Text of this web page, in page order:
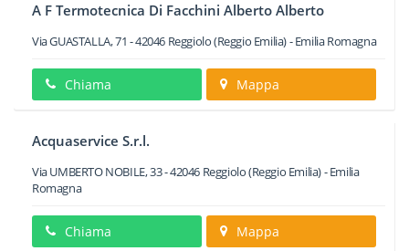
A F Termotecnica Di Facchini Alberto Alberto
Via GUASTALLA, 71 -42046 Reggiolo(Reggio Emilia) -Emilia Romagna
Chiama Mappa
Acquaservice S.r.l.
Via UMBERTO NOBILE, 33-42046 Reggiolo(Reggio Emilia) -Emilia
Romagna
Chiama Mappa